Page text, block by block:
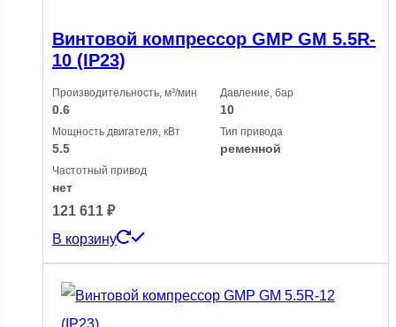
Винтовой компрессор GMP GM 5.5R-
10 (IP23)
Производительность, м³/мин
0.6
Давление, бар
10
Мощность двигателя, кВт
5.5
Тип привода
ременной
Частотный привод
нет
121 611 ₽
В корзину